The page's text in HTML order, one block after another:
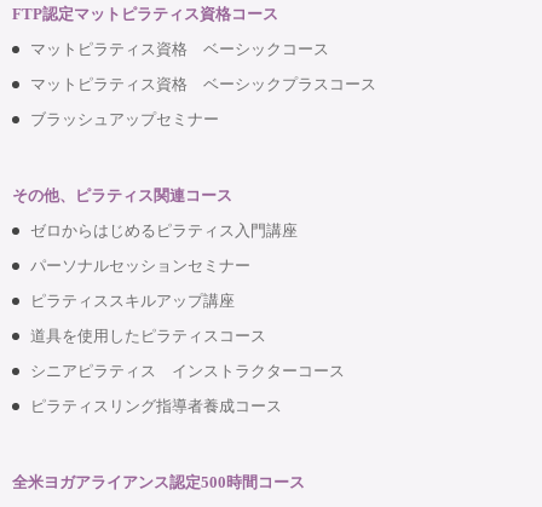
FTP認定マットピラティス資格コース
マットピラティス資格 ベーシックコース
マットピラティス資格 ベーシックプラスコース
ブラッシュアップセミナー
その他、ピラティス関連コース
ゼロからはじめるピラティス入門講座
パーソナルセッションセミナー
ピラティススキルアップ講座
道具を使用したピラティスコース
シニアピラティス インストラクターコース
ピラティスリング指導者養成コース
全米ヨガアライアンス認定500時間コース